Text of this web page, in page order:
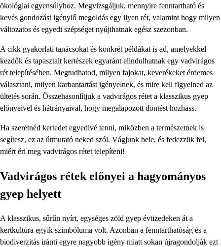
ökológiai egyensúlyhoz. Megvizsgáljuk, mennyire fenntartható és
kevés gondozást igénylő megoldás egy ilyen rét, valamint hogy milyen
változatos és egyedi szépséget nyújthatnak egész szezonban.
A cikk gyakorlati tanácsokat és konkrét példákat is ad, amelyekkel
kezdők és tapasztalt kertészek egyaránt elindulhatnak egy vadvirágos
rét telepítésében. Megtudhatod, milyen fajokat, keverékeket érdemes
választani, milyen karbantartást igényelnek, és mire kell figyelned az
ültetés során. Összehasonlítjuk a vadvirágos rétet a klasszikus gyep
előnyeivel és hátrányaival, hogy megalapozott döntést hozhass.
Ha szeretnéd kertedet egyedivé tenni, miközben a természetnek is
segítesz, ez az útmutató neked szól. Vágjunk bele, és fedezzük fel,
miért éri meg vadvirágos rétet telepíteni!
Vadvirágos rétek előnyei a hagyományos
gyep helyett
A klasszikus, sűrűn nyírt, egységes zöld gyep évtizedeken át a
kertkultúra egyik szimbóluma volt. Azonban a fenntarthatóság és a
biodiverzitás iránti egyre nagyobb igény miatt sokan újragondolják ezt